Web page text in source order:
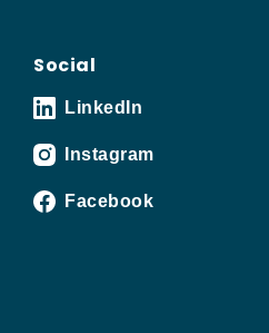
Social
LinkedIn
Instagram
Facebook